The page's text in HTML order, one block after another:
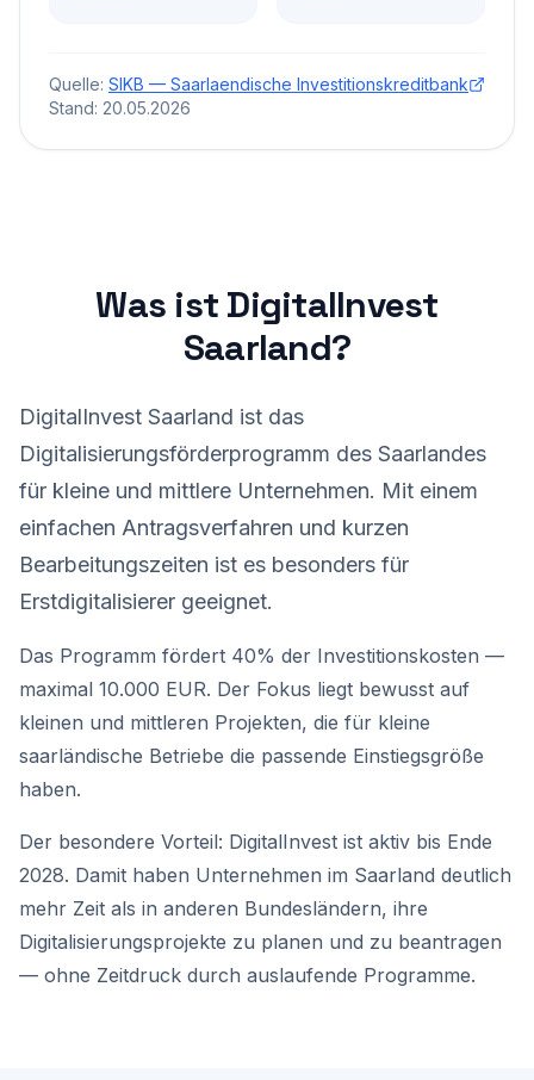
Quelle: SIKB — Saarlaendische Investitionskreditbank
(oeffnet in neuem Tab)
Stand: 20.05.2026
Was ist DigitalInvest
Saarland?
DigitalInvest Saarland ist das
Digitalisierungsförderprogramm des Saarlandes
für kleine und mittlere Unternehmen. Mit einem
einfachen Antragsverfahren und kurzen
Bearbeitungszeiten ist es besonders für
Erstdigitalisierer geeignet.
Das Programm fördert 40% der Investitionskosten —
maximal 10.000 EUR. Der Fokus liegt bewusst auf
kleinen und mittleren Projekten, die für kleine
saarländische Betriebe die passende Einstiegsgröße
haben.
Der besondere Vorteil: DigitalInvest ist aktiv bis Ende
2028. Damit haben Unternehmen im Saarland deutlich
mehr Zeit als in anderen Bundesländern, ihre
Digitalisierungsprojekte zu planen und zu beantragen
— ohne Zeitdruck durch auslaufende Programme.